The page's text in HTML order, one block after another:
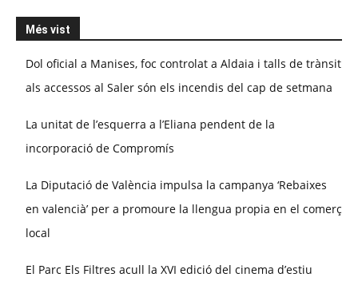
Més vist
Dol oficial a Manises, foc controlat a Aldaia i talls de trànsit
als accessos al Saler són els incendis del cap de setmana
La unitat de l’esquerra a l’Eliana pendent de la
incorporació de Compromís
La Diputació de València impulsa la campanya ‘Rebaixes
en valencià’ per a promoure la llengua propia en el comerç
local
El Parc Els Filtres acull la XVI edició del cinema d’estiu